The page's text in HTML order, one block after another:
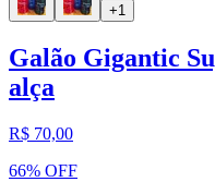
+1
Galão Gigantic
alça
R$ 70,00
66% OFF